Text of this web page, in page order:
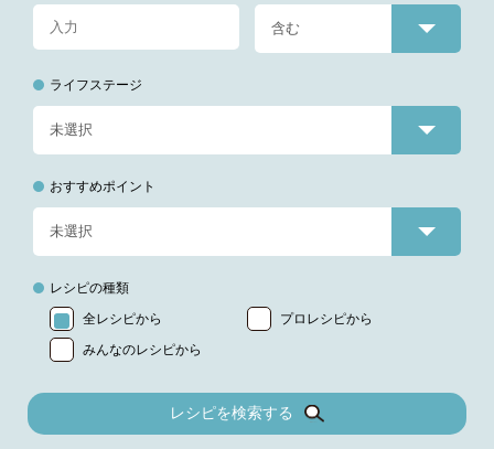
ライフステージ
おすすめポイント
レシピの種類
全レシピから
プロレシピから
みんなのレシピから
レシピを検索する